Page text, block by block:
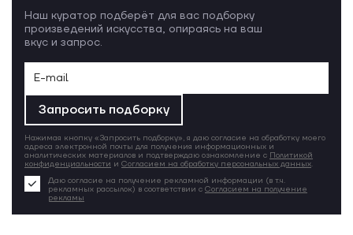
Наш куратор подберёт для вас подборку
произведений искусства, опираясь на ваш
вкус и запрос.
Запросить подборку
Нажимая кнопку «Запросить подборку», я даю согласие на обработку моего
адреса электронной почты для получения информационных и
аналитических материалов и подтверждаю ознакомление с Политикой
конфиденциальности и Согласием на обработку персональных данных.
Даю согласие на получение рекламной информации (в т.ч.
рекламных рассылок) в соответствии с Согласием на получение
рекламы